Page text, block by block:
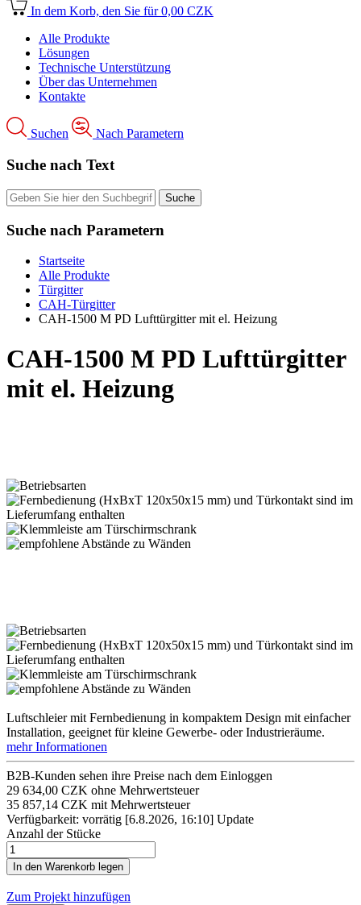
In dem Korb, den Sie für 0,00 CZK
Alle Produkte
Lösungen
Technische Unterstützung
Über das Unternehmen
Kontakte
Suchen Nach Parametern
Suche nach Text
Suche nach Parametern
Startseite
Alle Produkte
Türgitter
CAH-Türgitter
CAH-1500 M PD Lufttürgitter mit el. Heizung
CAH-1500 M PD Lufttürgitter
mit el. Heizung
Luftschleier mit Fernbedienung in kompaktem Design mit einfacher
Installation, geeignet für kleine Gewerbe- oder Industrieräume.
mehr Informationen
B2B-Kunden sehen ihre Preise nach dem Einloggen
29 634,00 CZK ohne Mehrwertsteuer
35 857,14 CZK mit Mehrwertsteuer
Verfügbarkeit: vorrätig [6.8.2026, 16:10] Update
Anzahl der Stücke
Zum Projekt hinzufügen